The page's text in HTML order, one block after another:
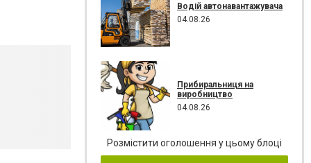
Водій автонавантажувача
04.08.26
Прибиральниця на
виробництво
04.08.26
Розмістити оголошення у цьому блоці